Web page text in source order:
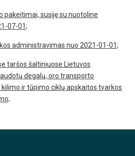
pakeitimai, susiję su nuotoline
07-01;
administravimas nuo 2021-01-01;
taršos šaltiniuose Lietuvos
degalų, oro transporto
ir tūpimo ciklų apskaitos tvarkos